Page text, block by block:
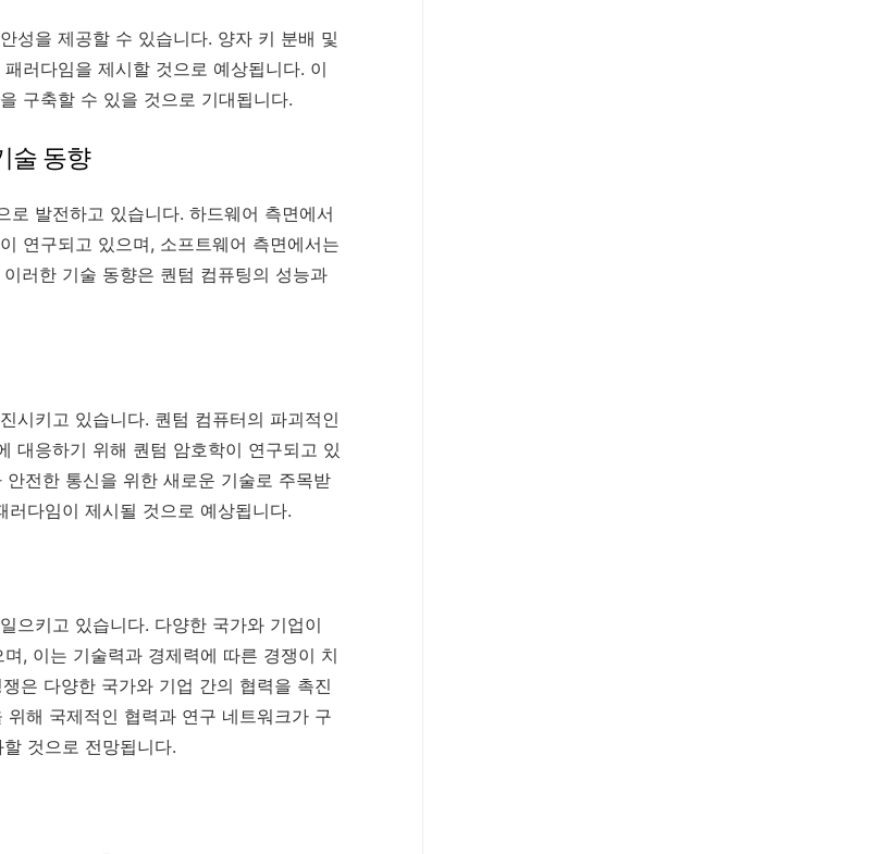
성을 제공할 수 있습니다. 양자 키 분배 및
러다임을 제시할 것으로 예상됩니다. 이
구축할 수 있을 것으로 기대됩니다.
술 동향
발전하고 있습니다. 하드웨어 측면에서
연구되고 있으며, 소프트웨어 측면에서는
러한 기술 동향은 퀀텀 컴퓨팅의 성능과
시키고 있습니다. 퀀텀 컴퓨터의 파괴적인
대응하기 위해 퀀텀 암호학이 연구되고 있
전한 통신을 위한 새로운 기술로 주목받
다임이 제시될 것으로 예상됩니다.
으키고 있습니다. 다양한 국가와 기업이
, 이는 기술력과 경제력에 따른 경쟁이 치
은 다양한 국가와 기업 간의 협력을 촉진
해 국제적인 협력과 연구 네트워크가 구
것으로 전망됩니다.